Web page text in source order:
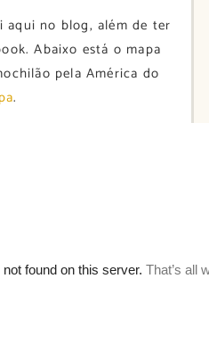
aqui no blog, além de ter
Abaixo está o mapa
pela América do
.